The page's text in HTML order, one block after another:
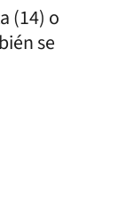
(14) o
se